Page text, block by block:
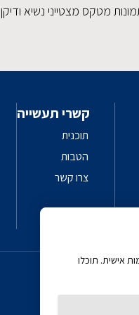
מטקס מצטייני נשיא ודיקן
קשרי תעשייה
תוכנית
הטבות
צרו קשר
אישית. תוכלו